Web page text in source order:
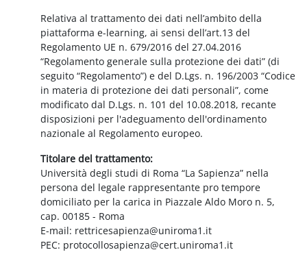
Relativa al trattamento dei dati nell’ambito della
piattaforma e-learning, ai sensi dell’art.13 del
Regolamento UE n. 679/2016 del 27.04.2016
“Regolamento generale sulla protezione dei dati” (di
seguito “Regolamento”) e del D.Lgs. n. 196/2003 “Codice
in materia di protezione dei dati personali”, come
modificato dal D.Lgs. n. 101 del 10.08.2018, recante
disposizioni per l'adeguamento dell'ordinamento
nazionale al Regolamento europeo.
Titolare del trattamento:
Università degli studi di Roma “La Sapienza” nella
persona del legale rappresentante pro tempore
domiciliato per la carica in Piazzale Aldo Moro n. 5,
cap. 00185 - Roma
E-mail: rettricesapienza@uniroma1.it
PEC: protocollosapienza@cert.uniroma1.it